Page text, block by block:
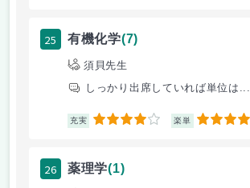
25 有機化学(7)
須貝先生
しっかり出席していれば単位は...
充実 4 楽単 4
26 薬理学(1)